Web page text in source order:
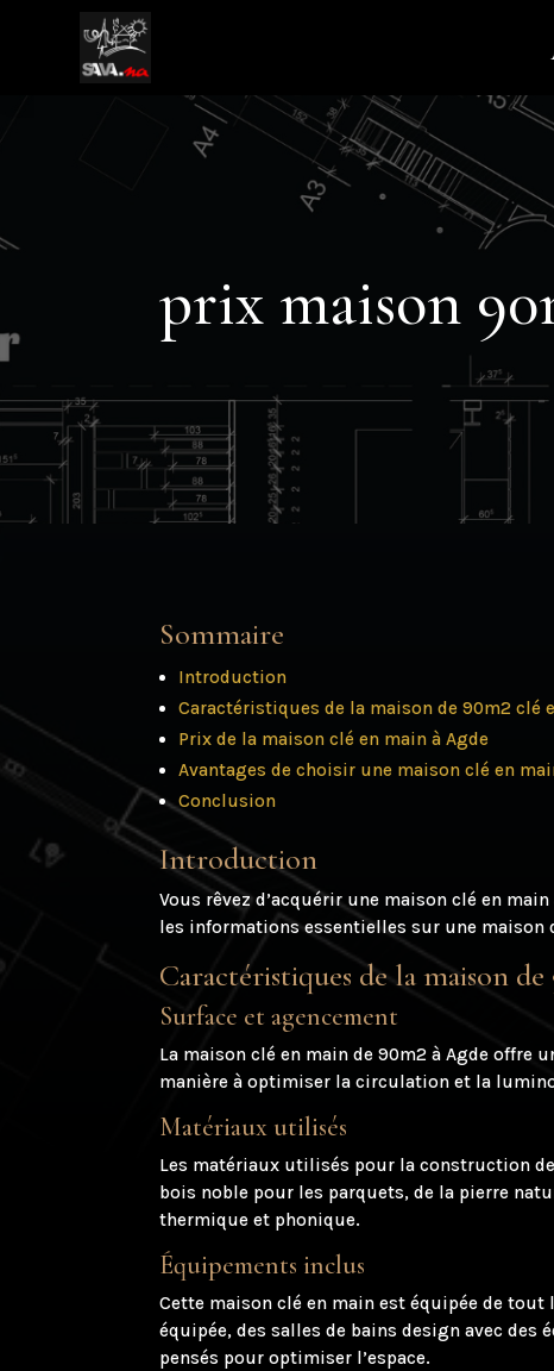
prix maison
Sommaire
Introduction
Caractéristiques de la maison de 90m2 clé
Prix de la maison clé en main à Agde
Avantages de choisir une maison clé en
Conclusion
Introduction
Vous rêvez d’acquérir une maison clé en
les informations essentielles sur une maison
Caractéristiques de la maison
Surface et agencement
La maison clé en main de 90m2 à Agde offre
manière à optimiser la circulation et la
Matériaux utilisés
Les matériaux utilisés pour la construction
bois noble pour les parquets, de la pierre
thermique et phonique.
Équipements inclus
Cette maison clé en main est équipée de
équipée, des salles de bains design avec des
pensés pour optimiser l’espace.